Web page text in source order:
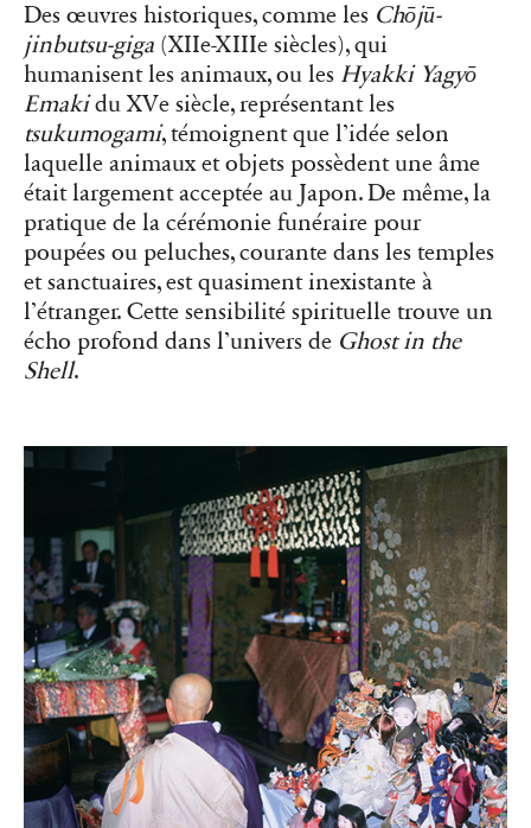
Des œuvres historiques, comme les Chōjū-
jinbutsu-giga (XIIe-XIIIe siècles), qui
humanisent les animaux, ou les Hyakki Yagyō
Emakidu XVe siècle, représentant les
tsukumogami, témoignent que l’idée selon
laquelle animaux et objets possèdent une âme
était largement acceptée au Japon. De même, la
pratique de la cérémonie funéraire pour
poupées ou peluches, courante dans les temples
et sanctuaires, est quasiment inexistante à
l’étranger. Cette sensibilité spirituelle trouve un
écho profond dans l’univers de Ghost in the
Shell.